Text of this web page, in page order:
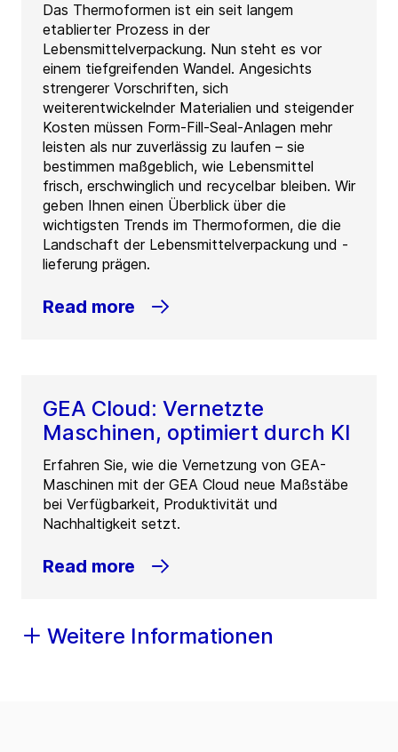
Das Thermoformen ist ein seit langem
etablierter Prozess in der
Lebensmittelverpackung. Nun steht es vor
einem tiefgreifenden Wandel. Angesichts
strengerer Vorschriften, sich
weiterentwickelnder Materialien und steigender
Kosten müssen Form-Fill-Seal-Anlagen mehr
leisten als nur zuverlässig zu laufen – sie
bestimmen maßgeblich, wie Lebensmittel
frisch, erschwinglich und recycelbar bleiben. Wir
geben Ihnen einen Überblick über die
wichtigsten Trends im Thermoformen, die die
Landschaft der Lebensmittelverpackung und -
lieferung prägen.
Read more
GEA Cloud: Vernetzte
Maschinen, optimiert durch KI
Erfahren Sie, wie die Vernetzung von GEA-
Maschinen mit der GEA Cloud neue Maßstäbe
bei Verfügbarkeit, Produktivität und
Nachhaltigkeit setzt.
Read more
Weitere Informationen